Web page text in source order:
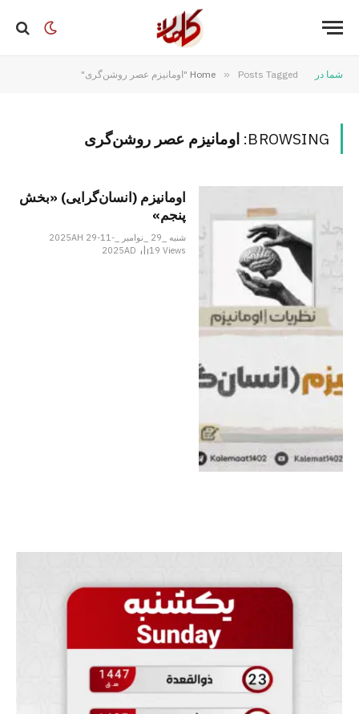
شما در Home » Posts Tagged "اومانیزم عصر روشن‌‌گری"
BROWSING: اومانیزم عصر روشن‌‌گری
اومانیزم (انسان‌گرایی) «بخش
پنجم»
شنبه _29 _نوامبر _2025AH 29-11-
2025AD
19Views